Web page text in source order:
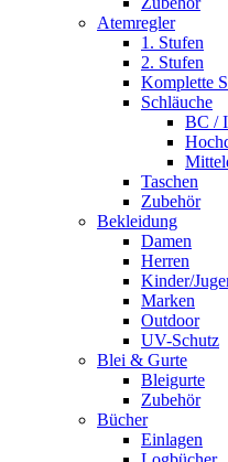
Atemregler
1. Stufen
2. Stufen
Komplette
Schläuche
BC /
Taschen
Zubehör
Bekleidung
Damen
Herren
Kinder/
Marken
Outdoor
UV-Schutz
Blei & Gurte
Bleigurte
Zubehör
Bücher
Einlagen